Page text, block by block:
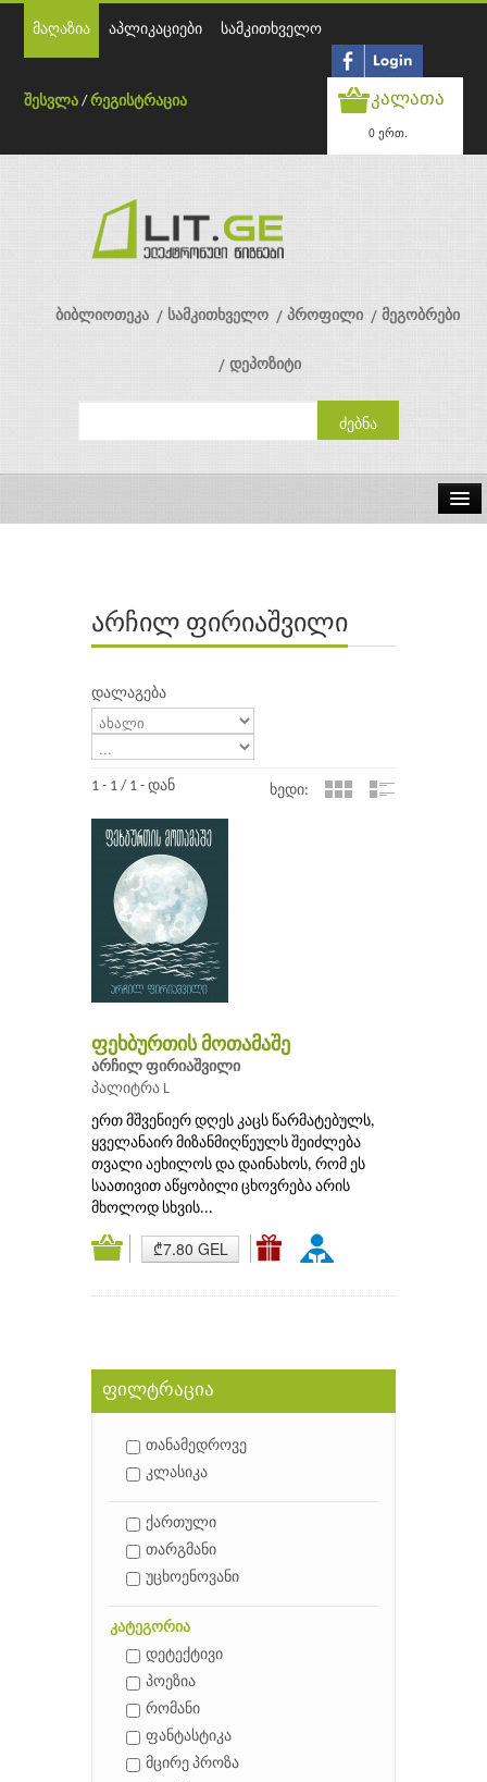
მაღაზია აპლიკაციები სამკითხველო
შესვლა /რეგისტრაცია კალათა
0 ერთ.
ბიბლიოთეკა სამკითხველო პროფილი მეგობრები
დეპოზიტი
ავტორებიარჩილ ფირიაშვილი
დალაგება
1 - 1 / 1 - დან ხედი:
ფეხბურთის მოთამაშე
არჩილ ფირიაშვილი
პალიტრა L
ერთ მშვენიერ დღეს კაცს წარმატებულს,
ყველანაირ მიზანმიღწეულს შეიძლება
თვალი აეხილოს და დაინახოს, რომ ეს
საათივით აწყობილი ცხოვრება არის
მხოლოდ სხვის...
₾7.80 GEL
ფილტრაცია
თანამედროვე
კლასიკა
ქართული
თარგმანი
უცხოენოვანი
კატეგორია
დეტექტივი
პოეზია
რომანი
ფანტასტიკა
მცირე პროზა